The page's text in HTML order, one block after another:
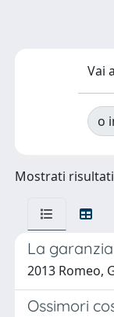
Vai
o
Mostrati risultati
La
2013 Romeo,
Ossimori